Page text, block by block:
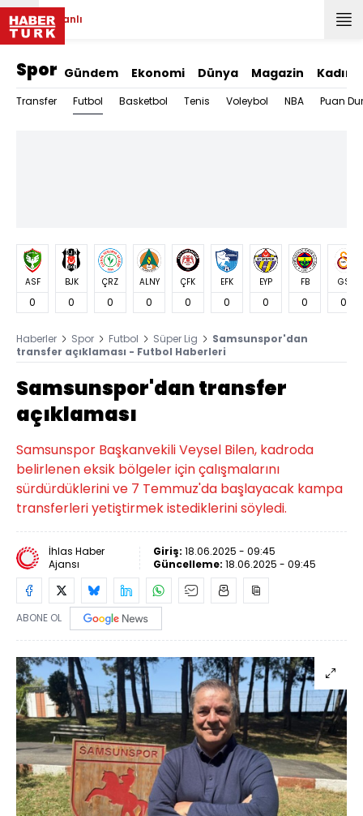
Canlı
Spor Gündem Ekonomi Dünya Magazin Kadın
Transfer Futbol Basketbol Tenis Voleybol NBA Puan
ASF
0
BJK
0
ÇRZ
0
ALNY
0
ÇFK
0
EFK
0
EYP
0
FB
0
GS
0
Haberler Spor Futbol Süper Lig
Samsunspor'dan
transfer açıklaması - Futbol Haberleri
Samsunspor'dan transfer
açıklaması
Samsunspor Başkanvekili Veysel Bilen, kadroda
belirlenen eksik bölgeler için çalışmalarını
sürdürdüklerini ve 7 Temmuz'da başlayacak kampa
transferleri yetiştirmek istediklerini söyledi.
İhlas Haber
Ajansı
Giriş: 18.06.2025 - 09:45
Güncelleme: 18.06.2025 - 09:45
ABONE OL